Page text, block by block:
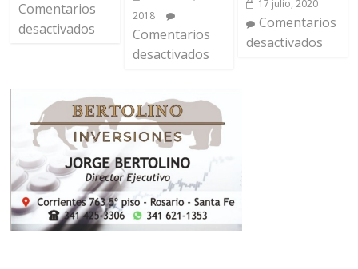
Comentarios
desactivados
2018
Comentarios
desactivados
17 julio, 2020
Comentarios
desactivados